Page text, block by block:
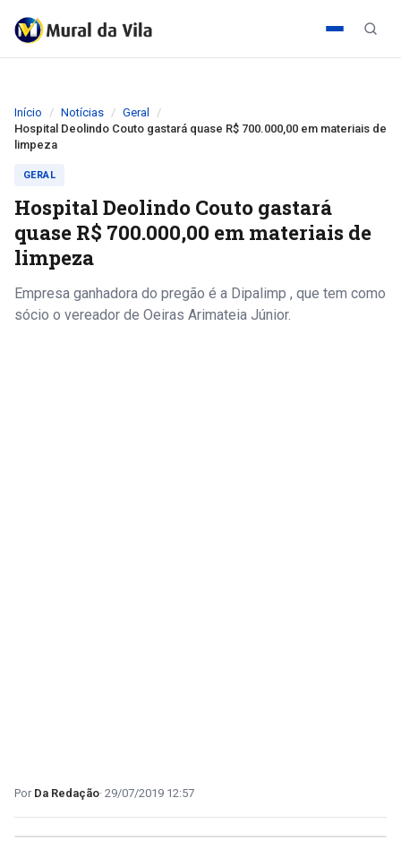
Início Notícias
Geral
Hospital Deolindo Couto gastará quase R$ 700.000,00 em materiais de
limpeza
GERAL
Hospital Deolindo Couto gastará
quase R$ 700.000,00 em materiais de
limpeza
Empresa ganhadora do pregão é a Dipalimp , que tem como
sócio o vereador de Oeiras Arimateia Júnior.
Da Redação 29/07/2019 12:57